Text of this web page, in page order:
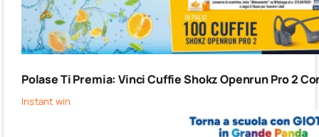
Polase Ti Premia: Vinci Cuffie Shokz Openrun Pro 2
Instant win